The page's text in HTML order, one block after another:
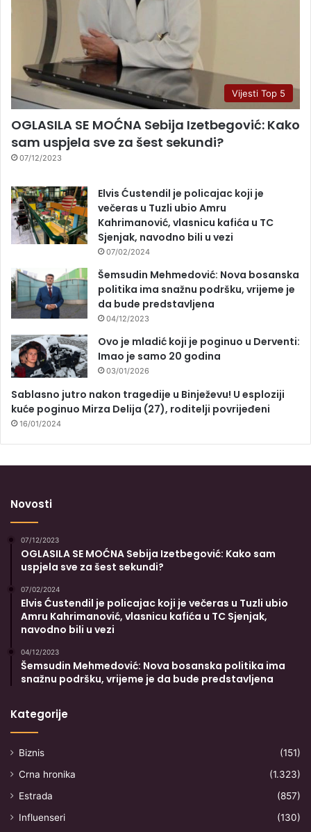
Vijesti Top 5
OGLASILA SE MOĆNA Sebija Izetbegović: Kako
sam uspjela sve za šest sekundi?
07/12/2023
Elvis Ćustendil je policajac koji je
večeras u Tuzli ubio Amru
Kahrimanović, vlasnicu kafića u TC
Sjenjak, navodno bili u vezi
07/02/2024
Šemsudin Mehmedović: Nova bosanska
politika ima snažnu podršku, vrijeme je
da bude predstavljena
04/12/2023
Ovo je mladić koji je poginuo u Derventi:
Imao je samo 20 godina
03/01/2026
Sablasno jutro nakon tragedije u Binježevu! U esploziji
kuće poginuo Mirza Delija (27), roditelji povrijeđeni
16/01/2024
Novosti
07/12/2023
OGLASILA SE MOĆNA Sebija Izetbegović: Kako sam
uspjela sve za šest sekundi?
07/02/2024
Elvis Ćustendil je policajac koji je večeras u Tuzli ubio
Amru Kahrimanović, vlasnicu kafića u TC Sjenjak,
navodno bili u vezi
04/12/2023
Šemsudin Mehmedović: Nova bosanska politika ima
snažnu podršku, vrijeme je da bude predstavljena
Kategorije
Biznis
(151)
Crna hronika
(1.323)
Estrada
(857)
Influenseri
(130)